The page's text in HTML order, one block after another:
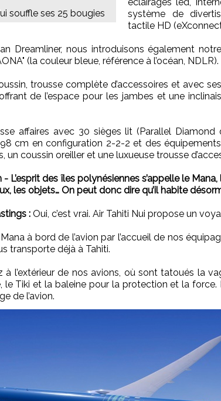
souffle ses 25 bougies
système de
tactile HD
Dreamliner, nous introduisons également
(la couleur bleue, référence à l’océan, NDLR).
trousse complète d’accessoires et avec
de l’espace pour les jambes et une
affaires avec 30 sièges lit (Parallel Diamond
cm en configuration 2-2-2 et des
un coussin oreiller et une luxueuse trousse
- L’esprit des îles polynésiennes s’appelle le
les objets… On peut donc dire qu’il habite
: Oui, c’est vrai. Air Tahiti Nui propose un
à bord de l’avion par l’accueil de nos
transporte déjà à Tahiti.
à l’extérieur de nos avions, où sont tatoués la
le Tiki et la baleine pour la protection et la force.
de l’avion.